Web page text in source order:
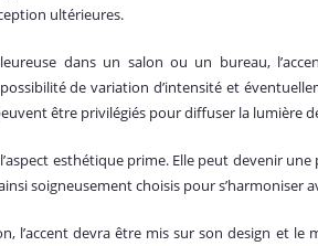
ultérieures.
dans un salon ou un bureau,
de variation d’intensité et
être privilégiés pour diffuser la lumière
esthétique prime. Elle peut devenir une
soigneusement choisis pour s’harmoniser
l’accent devra être mis sur son design et le